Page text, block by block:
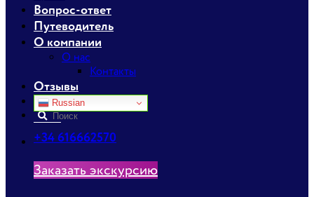
Вопрос-ответ
Путеводитель
О компании
О нас
Контакты
Отзывы
Russian
+34 616662570
Заказать экскурсию